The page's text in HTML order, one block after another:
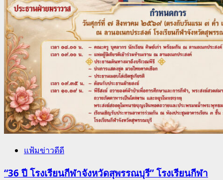
แฟ้มข่าวดีดี
“36 ปี โรงเรียนกีฬาจังหวัดสุพรรณบุรี” โรงเรียนกีฬา